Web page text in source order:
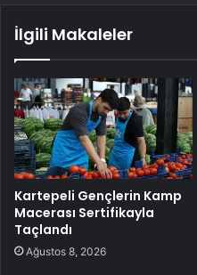
İlgili Makaleler
Kartepeli Gençlerin Kamp
Macerası Sertifikayla
Taçlandı
Ağustos 8, 2026